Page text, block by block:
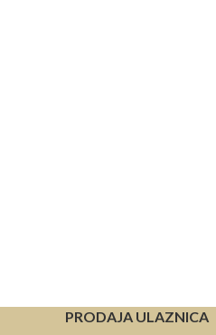
PRODAJA ULAZNICA